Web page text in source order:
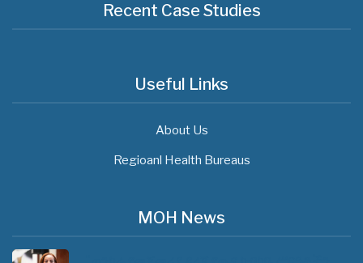
Recent Case Studies
Useful Links
About Us
Regioanl Health Bureaus
MOH News